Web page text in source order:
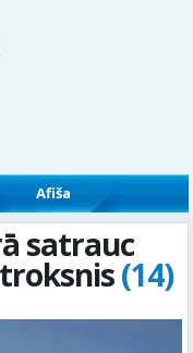
Afiša
satrauc
(14)